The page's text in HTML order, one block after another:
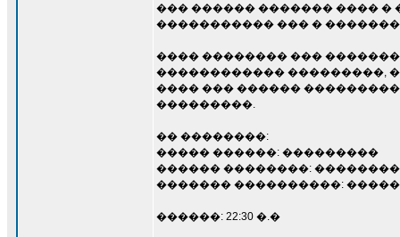
��� ������ ������� ���� �
����������� ��� �
���� �������� ���
������������ ���������,
���� ��� ������
���������.
�� ��������:
����� ������: ���������
������ ��������:
������� ����������:
������: 22:30 �.�